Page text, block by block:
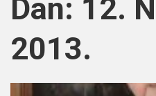
Dan: 12.
2013.